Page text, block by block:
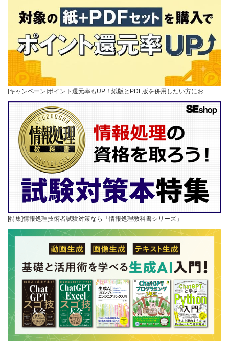
[キャンペーン]ポイント還元率もUP！紙版とPDF版を併用したい方にお…
[特集]情報処理技術者試験対策なら「情報処理教科書シリーズ」